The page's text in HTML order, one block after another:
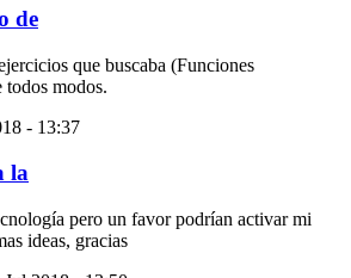
de
que buscaba (Funciones
todos modos.
- 13:37
la
pero un favor podrían activar mi
ideas, gracias